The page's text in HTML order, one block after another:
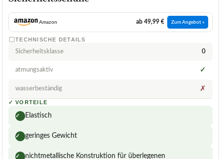
Amazon ab 49,99 € Zum Angebot »
TECHNISCHE DETAILS
Sicherheitsklasse 0
atmungsaktiv ✓
wasserbeständig ✗
✓ VORTEILE
✓ Elastisch
✓ geringes Gewicht
✓ nichtmetallische Konstruktion für überlegenen